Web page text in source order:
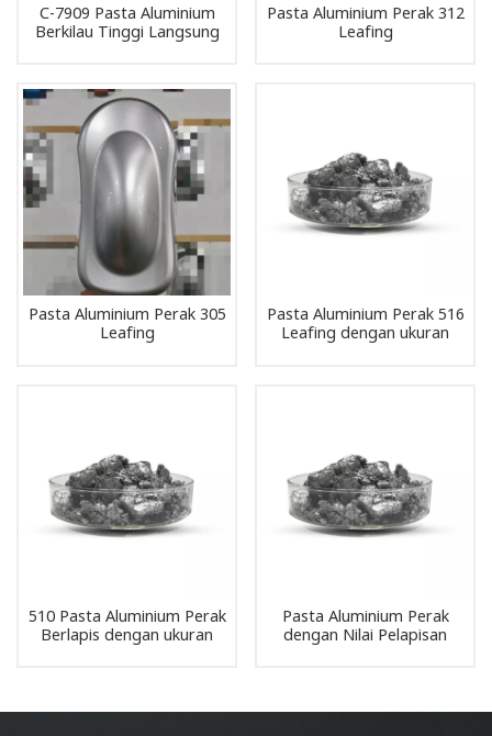
C-7909 Pasta Aluminium
Berkilau Tinggi Langsung
Digital 3C
Pasta Aluminium Perak 312
Leafing
Pasta Aluminium Perak 305
Leafing
Pasta Aluminium Perak 516
Leafing dengan ukuran
510 Pasta Aluminium Perak
Berlapis dengan ukuran
Pasta Aluminium Perak
dengan Nilai Pelapisan